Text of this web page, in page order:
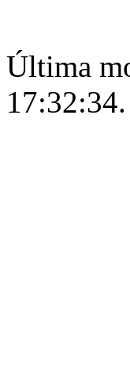
Última
17:32:34.